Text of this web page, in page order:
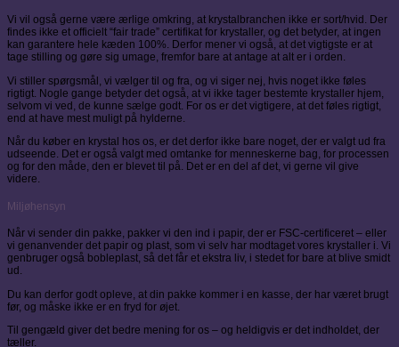
Vi vil også gerne være ærlige omkring, at krystalbranchen ikke er sort/hvid. Der
findes ikke et officielt “fair trade” certifikat for krystaller, og det betyder, at ingen
kan garantere hele kæden 100%. Derfor mener vi også, at det vigtigste er at
tage stilling og gøre sig umage, fremfor bare at antage at alt er i orden.
Vi stiller spørgsmål, vi vælger til og fra, og vi siger nej, hvis noget ikke føles
rigtigt. Nogle gange betyder det også, at vi ikke tager bestemte krystaller hjem,
selvom vi ved, de kunne sælge godt. For os er det vigtigere, at det føles rigtigt,
end at have mest muligt på hylderne.
Når du køber en krystal hos os, er det derfor ikke bare noget, der er valgt ud fra
udseende. Det er også valgt med omtanke for menneskerne bag, for processen
og for den måde, den er blevet til på. Det er en del af det, vi gerne vil give
videre.
Miljøhensyn
Når vi sender din pakke, pakker vi den ind i papir, der er FSC-certificeret – eller
vi genanvender det papir og plast, som vi selv har modtaget vores krystaller i. Vi
genbruger også bobleplast, så det får et ekstra liv, i stedet for bare at blive smidt
ud.
Du kan derfor godt opleve, at din pakke kommer i en kasse, der har været brugt
før, og måske ikke er en fryd for øjet.
Til gengæld giver det bedre mening for os – og heldigvis er det indholdet, der
tæller.